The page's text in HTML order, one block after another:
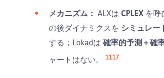
メカニズム： ALXは CPLEX を呼
の後ダイナミクスを シミュレー
する；Lokadは 確率的予測＋確
ャートはない。 1117